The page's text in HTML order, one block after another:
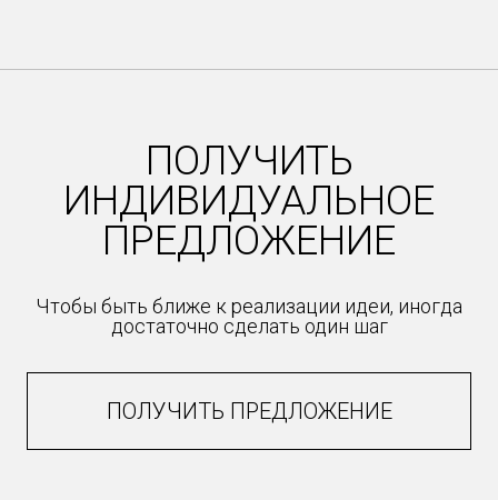
ПОЛУЧИТЬ
ИНДИВИДУАЛЬНОЕ
ПРЕДЛОЖЕНИЕ
Чтобы быть ближе к реализации идеи, иногда
достаточно сделать один шаг
ПОЛУЧИТЬ ПРЕДЛОЖЕНИЕ